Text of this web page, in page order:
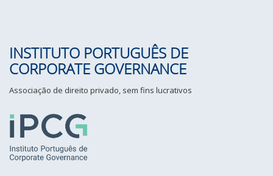
INSTITUTO PORTUGUÊS DE
CORPORATE GOVERNANCE
Associação de direito privado, sem fins lucrativos